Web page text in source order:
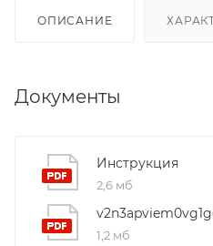
ОПИСАНИЕ
Документы
Инструкция
2,6 мб
1,2 мб